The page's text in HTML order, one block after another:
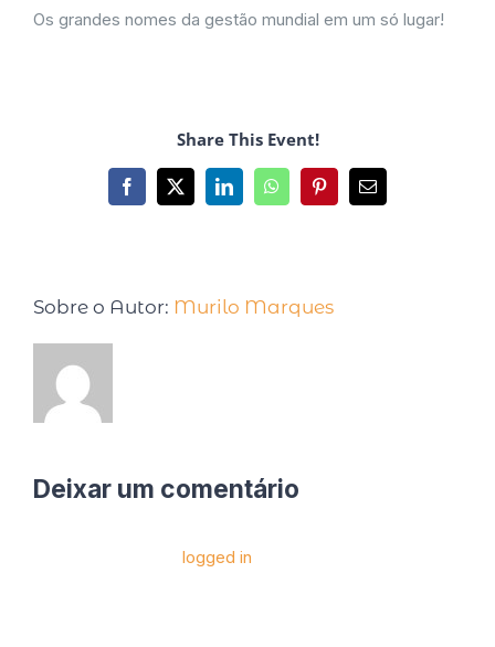
Os grandes nomes da gestão mundial em um só lugar!
Share This Event!
Sobre o Autor: Murilo Marques
Deixar um comentário
logged in